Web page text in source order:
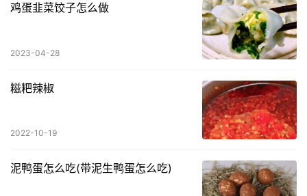
鸡蛋韭菜饺子怎么做
2023-04-28
糍粑辣椒
2022-10-19
泥鸭蛋怎么吃(带泥生鸭蛋怎么吃)